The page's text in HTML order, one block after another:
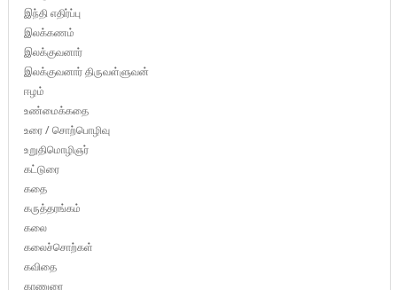
இந்தி எதிர்ப்பு
இலக்கணம்
இலக்குவனார்
இலக்குவனார் திருவள்ளுவன்
ஈழம்
உண்மைக்கதை
உரை / சொற்பொழிவு
உறுதிமொழிஞர்
கட்டுரை
கதை
கருத்தரங்கம்
கலை
கலைச்சொற்கள்
கவிதை
காணுரை